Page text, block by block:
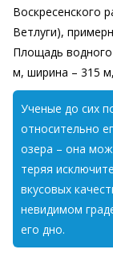
Воскресенского
Ветлуги),
Площадь водного
м, ширина – 315
Ученые до сих
относительно
озера – она
теряя
вкусовых
невидимом
его дно.